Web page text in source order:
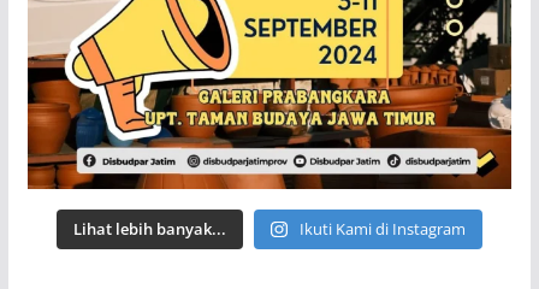
Lihat lebih banyak... Ikuti Kami di Instagram